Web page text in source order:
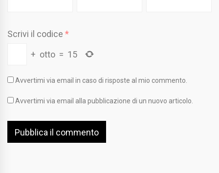
Scrivi il codice *
+ otto = 15
Avvertimi via email in caso di risposte al mio commento.
Avvertimi via email alla pubblicazione di un nuovo articolo.